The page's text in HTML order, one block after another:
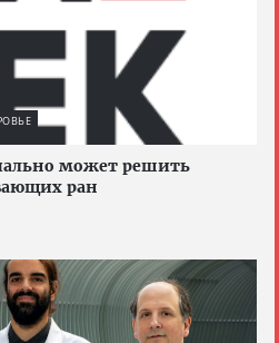
может решить
ран